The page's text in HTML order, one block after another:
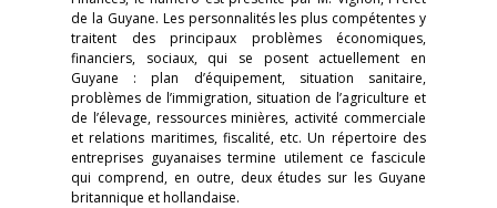
de la Guyane. Les personnalités les plus compétentes y
traitent des principaux problèmes économiques,
financiers, sociaux, qui se posent actuellement en
Guyane : plan d’équipement, situation sanitaire,
problèmes de l’immigration, situation de l’agriculture et
de l’élevage, ressources minières, activité commerciale
et relations maritimes, fiscalité, etc. Un répertoire des
entreprises guyanaises termine utilement ce fascicule
qui comprend, en outre, deux études sur les Guyane
britannique et hollandaise.